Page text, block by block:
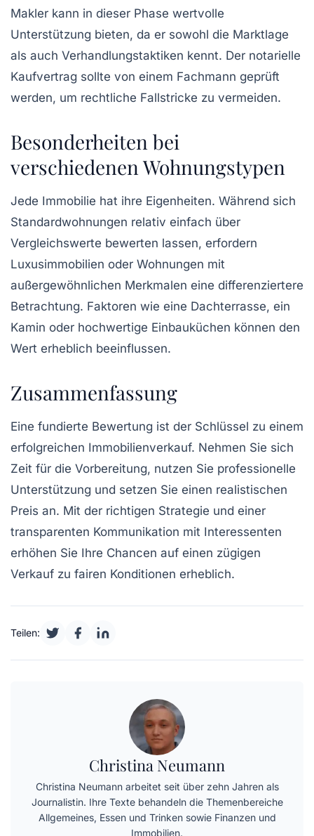
Makler kann in dieser Phase wertvolle
Unterstützung bieten, da er sowohl die Marktlage
als auch Verhandlungstaktiken kennt. Der notarielle
Kaufvertrag sollte von einem Fachmann geprüft
werden, um rechtliche Fallstricke zu vermeiden.
Besonderheiten bei
verschiedenen Wohnungstypen
Jede Immobilie hat ihre Eigenheiten. Während sich
Standardwohnungen relativ einfach über
Vergleichswerte bewerten lassen, erfordern
Luxusimmobilien oder Wohnungen mit
außergewöhnlichen Merkmalen eine differenziertere
Betrachtung. Faktoren wie eine Dachterrasse, ein
Kamin oder hochwertige Einbauküchen können den
Wert erheblich beeinflussen.
Zusammenfassung
Eine fundierte Bewertung ist der Schlüssel zu einem
erfolgreichen Immobilienverkauf. Nehmen Sie sich
Zeit für die Vorbereitung, nutzen Sie professionelle
Unterstützung und setzen Sie einen realistischen
Preis an. Mit der richtigen Strategie und einer
transparenten Kommunikation mit Interessenten
erhöhen Sie Ihre Chancen auf einen zügigen
Verkauf zu fairen Konditionen erheblich.
Teilen:
Christina Neumann
Christina Neumann arbeitet seit über zehn Jahren als
Journalistin. Ihre Texte behandeln die Themenbereiche
Allgemeines, Essen und Trinken sowie Finanzen und
Immobilien.